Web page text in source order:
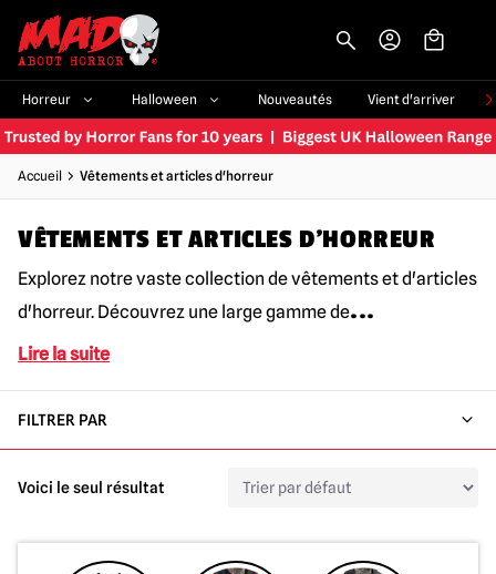
Horreur Halloween Nouveautés Vient d'arriver
Accueil Vêtements et articles d'horreur
VÊTEMENTS ET ARTICLES D'HORREUR
Explorez notre vaste collection de vêtements et d'articles
d'horreur. Découvrez une large gamme de...
Lire la suite
FILTRER PAR
Voici le seul résultat